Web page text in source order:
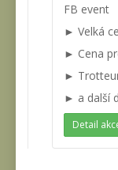
FB event
► Velká
► Cena
►
► a další
Detail